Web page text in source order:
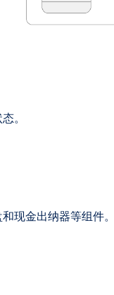
。
现金出纳器等组件。